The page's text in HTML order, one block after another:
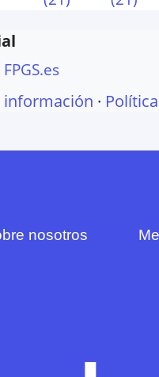
información ·
nosotros